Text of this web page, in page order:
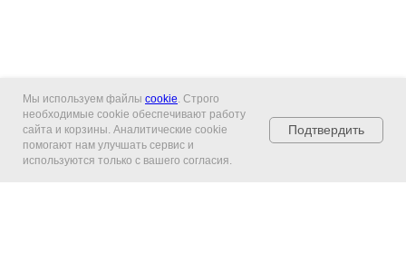
Мы используем файлы cookie. Строго
необходимые cookie обеспечивают работу
сайта и корзины. Аналитические cookie
помогают нам улучшать сервис и
используются только с вашего согласия.
Подтвердить